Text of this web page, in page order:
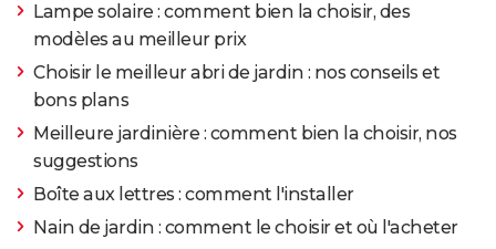
Lampe solaire : comment bien la choisir, des
modèles au meilleur prix
Choisir le meilleur abri de jardin : nos conseils et
bons plans
Meilleure jardinière : comment bien la choisir, nos
suggestions
Boîte aux lettres : comment l'installer
Nain de jardin : comment le choisir et où l'acheter